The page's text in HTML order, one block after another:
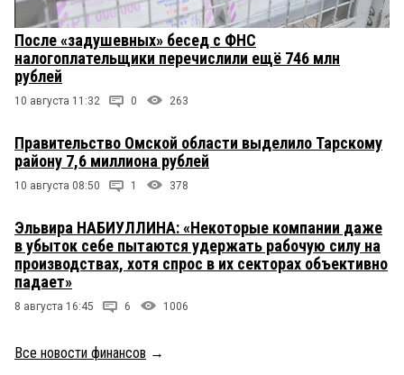
После «задушевных» бесед с ФНС
налогоплательщики перечислили ещё 746 млн
рублей
10 августа 11:32 0 263
Правительство Омской области выделило Тарскому
району 7,6 миллиона рублей
10 августа 08:50 1 378
Эльвира НАБИУЛЛИНА: «Некоторые компании даже
в убыток себе пытаются удержать рабочую силу на
производствах, хотя спрос в их секторах объективно
падает»
8 августа 16:45 6 1006
Все новости финансов →